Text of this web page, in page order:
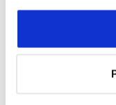
Cristian Telinoiu / Alin
Mechanical Shift